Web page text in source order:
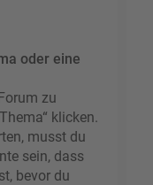
oder eine
zu
klicken.
musst du
sein, dass
bevor du